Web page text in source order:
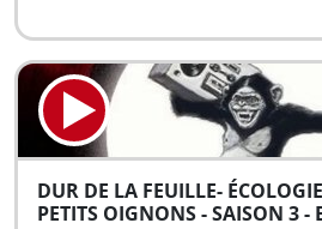
DUR DE LA FEUILLE-
PETITS OIGNONS - SAISON 3 -